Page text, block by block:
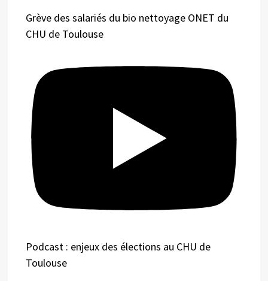
Grève des salariés du bio nettoyage ONET du
CHU de Toulouse
Podcast : enjeux des élections au CHU de
Toulouse